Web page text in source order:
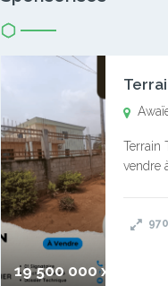
19 500 000 xaf
Terrain
vendre
970